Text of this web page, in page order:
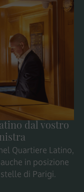
dal vostro
Quartiere Latino,
in posizione
di Parigi.